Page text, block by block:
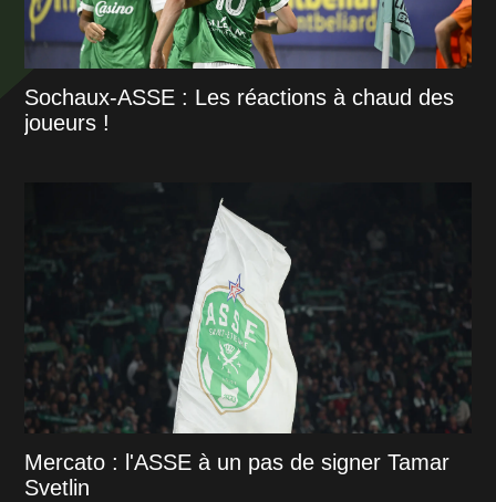
Sochaux-ASSE : Les réactions à chaud des
joueurs !
Mercato : l'ASSE à un pas de signer Tamar
Svetlin